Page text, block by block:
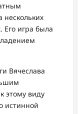
Его игра была
Вячеслава
этому виду
истинной